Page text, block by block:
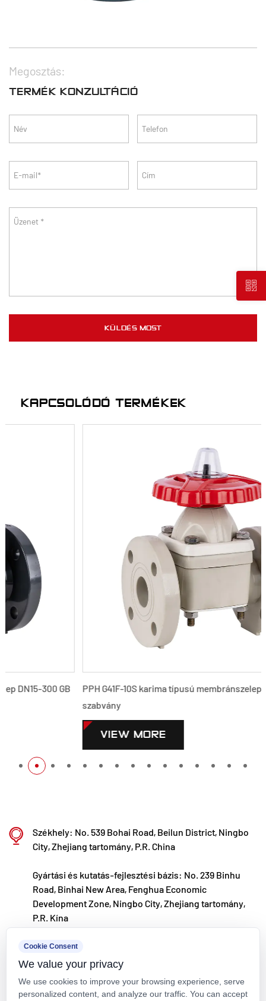
Megosztás:
TERMÉK KONZULTÁCIÓ
KAPCSOLÓDÓ TERMÉKEK
PPH G41F-10S karima típusú membránszelep DN15-300 GB
VIEW MORE
Székhely: No. 539 Bohai Road, Beilun District, Ningbo
City, Zhejiang tartomány, P.R. China
Gyártási és kutatás-fejlesztési bázis: No. 239 Binhu
Road, Binhai New Area, Fenghua Economic
Development Zone, Ningbo City, Zhejiang tartomány,
P.R. Kína
kxpv@kxpv.com
+86-18067123177
Cookie Consent
We value your privacy
We use cookies to improve your browsing experience, serve
personalized content, and analyze our traffic. You can accept